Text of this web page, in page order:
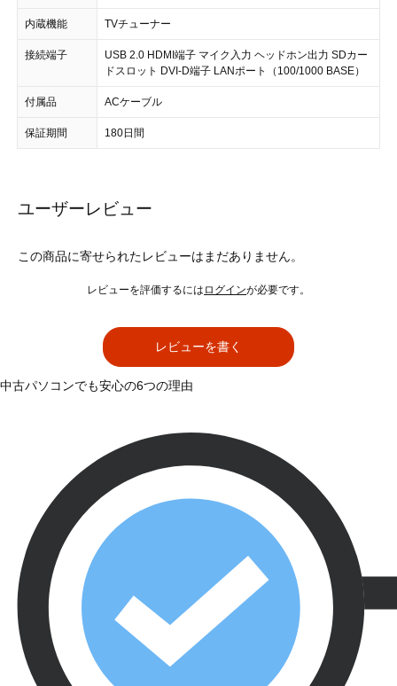
内蔵機能 TVチューナー
接続端子
USB 2.0 HDMI端子 マイク入力 ヘッドホン出力 SDカー
ドスロット DVI-D端子 LANポート（100/1000 BASE）
付属品 ACケーブル
保証期間 180日間
ユーザーレビュー
この商品に寄せられたレビューはまだありません。
レビューを評価するには ログインが必要です。
レビューを書く
中古パソコンでも安心の6つの理由